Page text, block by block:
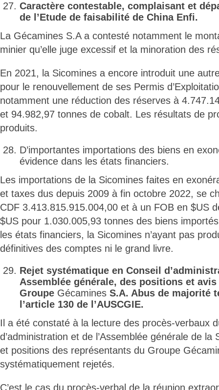
Caractère contestable, complaisant et
de l’Etude de faisabilité de China Enfi.
La Gécamines S.A a contesté notamment le
minier qu’elle juge excessif et la minoration des
En 2021, la Sicomines a encore introduit une
pour le renouvellement de ses Permis
notamment une réduction des réserves à
et 94.982,97 tonnes de cobalt. Les résultats de
produits.
D’importantes importations des biens en
évidence dans les états financiers.
Les importations de la Sicomines faites en
et taxes dus depuis 2009 à fin octobre 2022, se
CDF 3.413.815.915.004,00 et à un FOB en $US
$US pour 1.030.005,93 tonnes des biens
les états financiers, la Sicomines n’ayant pas
définitives des comptes ni le grand livre.
Rejet systématique en Conseil
Assemblée générale, des positions et
Groupe Gécamines S.A. Abus de majorité
l’article 130 de l’AUSCGIE.
Il a été constaté à la lecture des procès-verbaux
d’administration et de l’Assemblée générale de la
et positions des représentants du Groupe
systématiquement rejetés.
C’est le cas du procès-verbal de la réunion